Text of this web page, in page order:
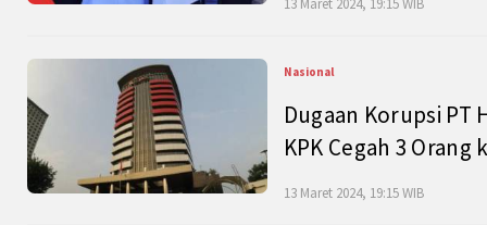
13 Maret 2024, 19:15 WIB
Nasional
Dugaan Korupsi PT
KPK Cegah 3 Orang
13 Maret 2024, 19:15 WIB